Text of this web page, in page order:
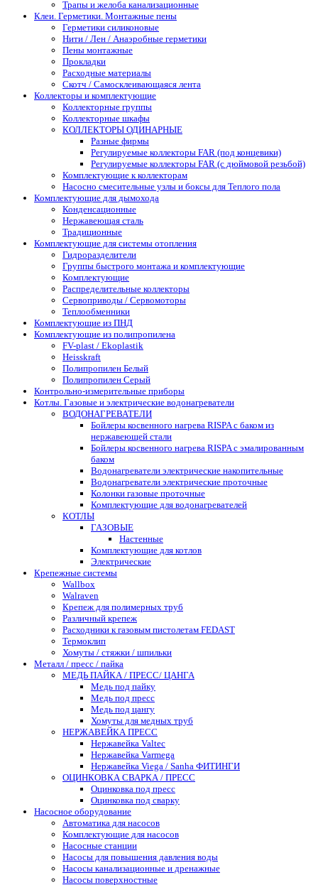
Трапы и желоба канализационные
Клеи. Герметики. Монтажные пены
Герметики силиконовые
Нити / Лен / Анаэробные герметики
Пены монтажные
Прокладки
Расходные материалы
Скотч / Самосклеивающаяся лента
Коллекторы и комплектующие
Коллекторные группы
Коллекторные шкафы
КОЛЛЕКТОРЫ ОДИНАРНЫЕ
Разные фирмы
Регулируемые коллекторы FAR (под концевики)
Регулируемые коллекторы FAR (с дюймовой резьбой)
Комплектующие к коллекторам
Насосно смесительные узлы и боксы для Теплого пола
Комплектующие для дымохода
Конденсационные
Нержавеющая сталь
Традиционные
Комплектующие для системы отопления
Гидроразделители
Группы быстрого монтажа и комплектующие
Комплектующие
Распределительные коллекторы
Сервоприводы / Сервомоторы
Теплообменники
Комплектующие из ПНД
Комплектующие из полипропилена
FV-plast / Ekoplastik
Heisskraft
Полипропилен Белый
Полипропилен Серый
Контрольно-измерительные приборы
Котлы. Газовые и электрические водонагреватели
ВОДОНАГРЕВАТЕЛИ
Бойлеры косвенного нагрева RISPA с баком из
нержавеющей стали
Бойлеры косвенного нагрева RISPA с эмалированным
баком
Водонагреватели электрические накопительные
Водонагреватели электрические проточные
Колонки газовые проточные
Комплектующие для водонагревателей
КОТЛЫ
ГАЗОВЫЕ
Настенные
Комплектующие для котлов
Электрические
Крепежные системы
Wallbox
Walraven
Крепеж для полимерных труб
Различный крепеж
Расходники к газовым пистолетам FEDAST
Термоклип
Хомуты / стяжки / шпильки
Металл / пресс / пайка
МЕДЬ ПАЙКА / ПРЕСС/ ЦАНГА
Медь под пайку
Медь под пресс
Медь под цангу
Хомуты для медных труб
НЕРЖАВЕЙКА ПРЕСС
Нержавейка Valtec
Нержавейка Varmega
Нержавейка Viega / Sanha ФИТИНГИ
ОЦИНКОВКА СВАРКА / ПРЕСС
Оцинковка под пресс
Оцинковка под сварку
Насосное оборудование
Автоматика для насосов
Комплектующие для насосов
Насосные станции
Насосы для повышения давления воды
Насосы канализационные и дренажные
Насосы поверхностные